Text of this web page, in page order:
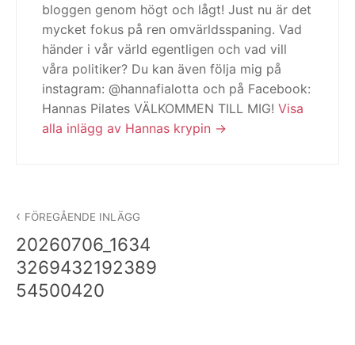
bloggen genom högt och lågt! Just nu är det
mycket fokus på ren omvärldsspaning. Vad
händer i vår värld egentligen och vad vill
våra politiker? Du kan även följa mig på
instagram: @hannafialotta och på Facebook:
Hannas Pilates VÄLKOMMEN TILL MIG! Visa
alla inlägg av Hannas krypin
FÖREGÅENDE INLÄGG
20260706_1634
3269432192389
54500420